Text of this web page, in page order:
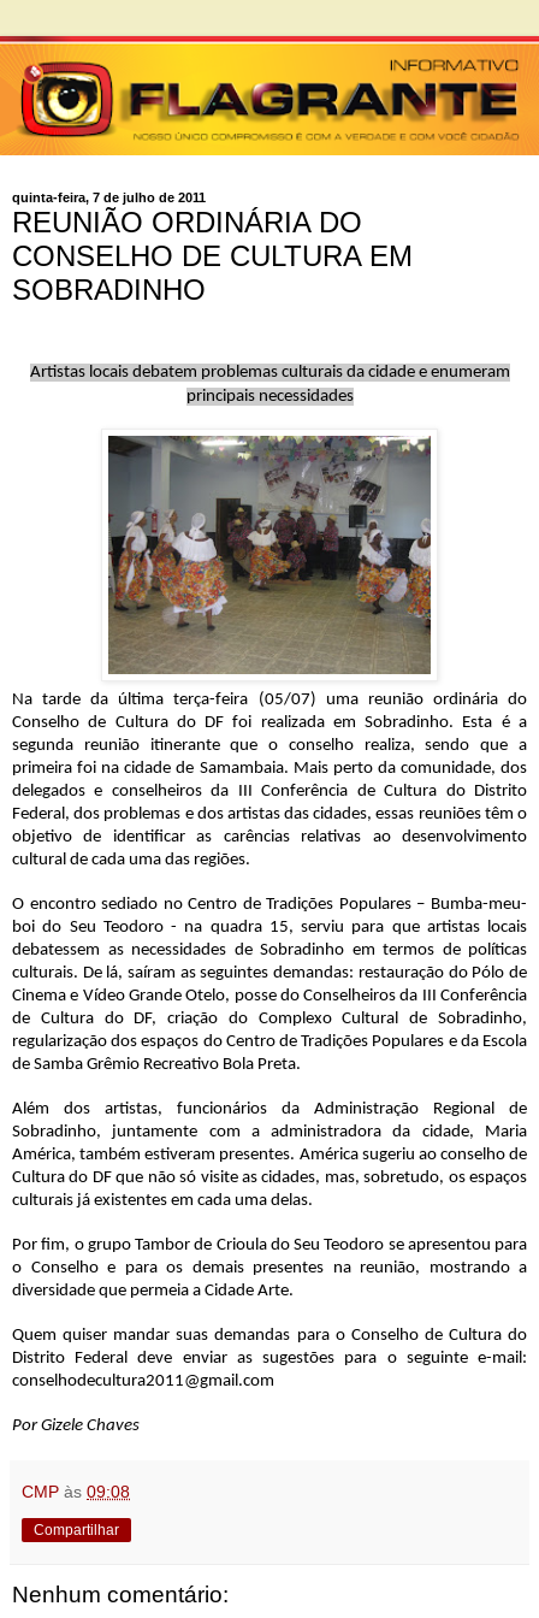
quinta-feira, 7 de julho de 2011
REUNIÃO ORDINÁRIA DO
CONSELHO DE CULTURA EM
SOBRADINHO
Artistas locais debatem problemas culturais da cidade e enumeram
principais necessidades
Na tarde da última terça-feira (05/07) uma reunião ordinária do
Conselho de Cultura do DF foi realizada em Sobradinho. Esta é a
segunda reunião itinerante que o conselho realiza, sendo que a
primeira foi na cidade de Samambaia. Mais perto da comunidade, dos
delegados e conselheiros da III Conferência de Cultura do Distrito
Federal, dos problemas e dos artistas das cidades, essas reuniões têm o
objetivo de identificar as carências relativas ao desenvolvimento
cultural de cada uma das regiões.
O encontro sediado no Centro de Tradições Populares – Bumba-meu-
boi do Seu Teodoro - na quadra 15, serviu para que artistas locais
debatessem as necessidades de Sobradinho em termos de políticas
culturais. De lá, saíram as seguintes demandas: restauração do Pólo de
Cinema e Vídeo Grande Otelo, posse do Conselheiros da III Conferência
de Cultura do DF, criação do Complexo Cultural de Sobradinho,
regularização dos espaços do Centro de Tradições Populares e da Escola
de Samba Grêmio Recreativo Bola Preta.
Além dos artistas, funcionários da Administração Regional de
Sobradinho, juntamente com a administradora da cidade, Maria
América, também estiveram presentes. América sugeriu ao conselho de
Cultura do DF que não só visite as cidades, mas, sobretudo, os espaços
culturais já existentes em cada uma delas.
Por fim, o grupo Tambor de Crioula do Seu Teodoro se apresentou para
o Conselho e para os demais presentes na reunião, mostrando a
diversidade que permeia a Cidade Arte.
Quem quiser mandar suas demandas para o Conselho de Cultura do
Distrito Federal deve enviar as sugestões para o seguinte e-mail:
conselhodecultura2011@gmail.com
Por Gizele Chaves
CMP às 09:08
Compartilhar
Nenhum comentário: